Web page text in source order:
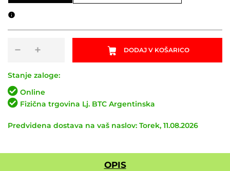
−
TRIPOINT
Turquoise
Smoke
količina
+ DODAJ V KOŠARICO
Stanje zaloge:
Online
Fizična trgovina Lj. BTC Argentinska
Predvidena dostava na vaš naslov: Torek, 11.08.2026
OPIS